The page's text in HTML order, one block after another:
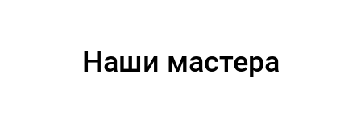
Наши мастера